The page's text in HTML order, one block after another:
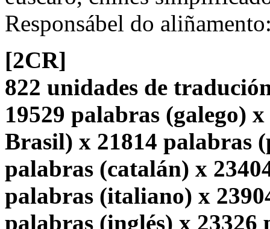
Responsábel do
[2CR]
822 unidades de
19529 palabras (galego)
Brasil) x 21814 palabras
palabras (catalán) x
palabras (italiano) x
palabras (inglés) x 23326